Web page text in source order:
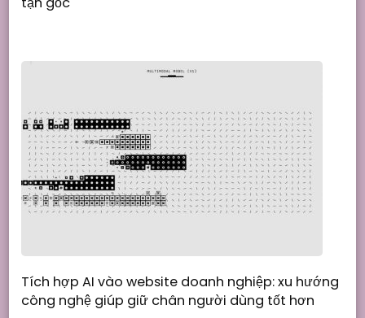
Tích hợp AI vào website doanh nghiệp: xu hướng
công nghệ giúp giữ chân người dùng tốt hơn